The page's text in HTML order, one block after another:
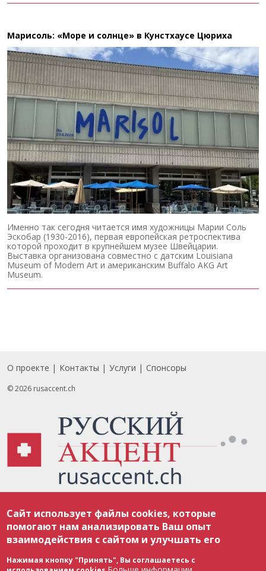
Марисоль: «Море и солнце» в Кунстхаусе Цюриха
Именно так сегодня читается имя художницы Марии Соль
Эскобар (1930-2016), первая европейская ретроспектива
которой проходит в крупнейшем музее Швейцарии.
Выставка организована совместно с датским Louisiana
Museum of Modern Art и американским Buffalo AKG Art
Museum.
Footer
О проекте Контакты Услуги Спонсоры
© 2026 rusaccent.ch
соответствии с законодательством Швейцарии об авторском праве и
международными соглашениями. Полное или частичное использование
материалов возможно только с разрешения редакции. В случае полного
или частичного воспроизведения материалов сайта rusaccent.ch,
ОБЯЗАТЕЛЬНА АКТИВНАЯ ГИПЕРССЫЛКА на конкретный заимствованный
текст. Фотоизображения, размещенные редакцией rusaccent.ch, являются
ее исключительной собственностью. Полное или частичное
Сайт использует файлы cookies, которые
помогают нам анализировать Ваш опыт
взаимодействия с сайтом и улучшать его
Нажимая кнопку "Принять", Вы соглашаетесь с